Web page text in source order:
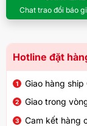
Chat trao đổi báo
Hotline đặt
Giao hàng
Giao trong
Cam kết hàng